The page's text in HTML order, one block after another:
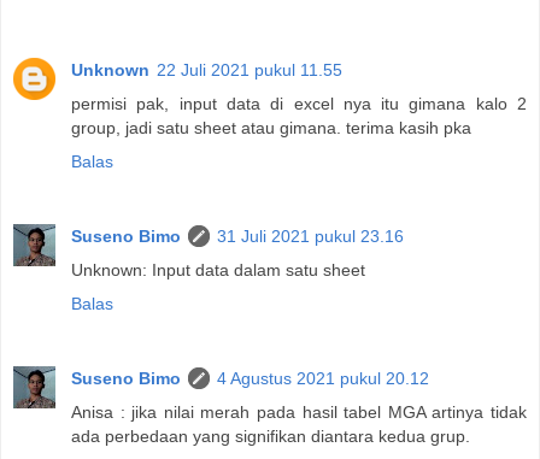
Unknown 22 Juli 2021 pukul 11.55
permisi pak, input data di excel nya itu gimana kalo 2
group, jadi satu sheet atau gimana. terima kasih pka
Balas
Suseno Bimo
31 Juli 2021 pukul 23.16
Unknown: Input data dalam satu sheet
Balas
Suseno Bimo
4 Agustus 2021 pukul 20.12
Anisa : jika nilai merah pada hasil tabel MGA artinya tidak
ada perbedaan yang signifikan diantara kedua grup.